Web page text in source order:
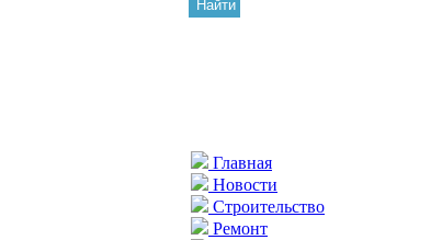
Найти
Главная
Новости
Строительство
Ремонт